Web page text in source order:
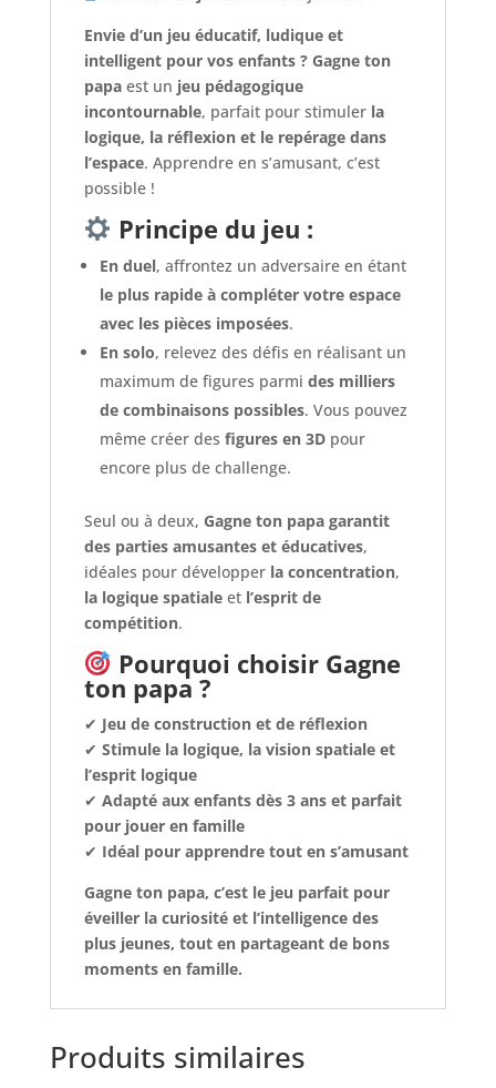
Envie d’un jeu éducatif, ludique et
intelligent pour vos enfants ? Gagne ton
papaest un jeu pédagogique
incontournable, parfait pour stimuler la
logique, la réflexion et le repérage dans
l’espace. Apprendre en s’amusant, c’est
possible !
Principe du jeu :
En duel, affrontez un adversaire en étant
le plus rapide à compléter votre espace
avec les pièces imposées.
En solo, relevez des défis en réalisant un
maximum de figures parmi des milliers
de combinaisons possibles. Vous pouvez
même créer des figures en 3Dpour
encore plus de challenge.
Seul ou à deux, Gagne ton papa garantit
des parties amusantes et éducatives,
idéales pour développer la concentration,
la logique spatialeet l’esprit de
compétition.
Pourquoi choisir Gagne
ton papa ?
✔ Jeu de construction et de réflexion
✔ Stimule la logique, la vision spatiale et
l’esprit logique
✔ Adapté aux enfants dès 3 ans et parfait
pour jouer en famille
✔ Idéal pour apprendre tout en s’amusant
Gagne ton papa, c’est le jeu parfait pour
éveiller la curiosité et l’intelligence des
plus jeunes, tout en partageant de bons
moments en famille.
Produits similaires